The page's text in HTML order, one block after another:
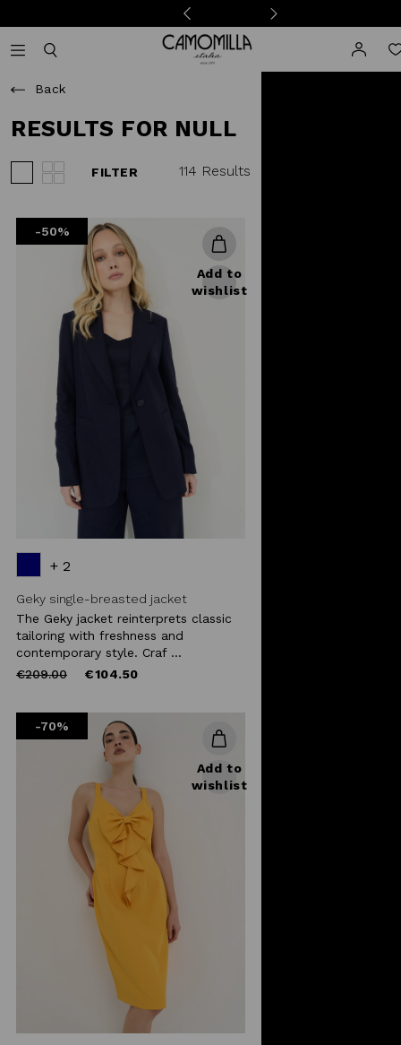
Camomilla Italia®
Back
RESULTS FOR NULL
FILTER 114 Results
-50%
Add to
wishlist
+ 2
Geky single-breasted jacket
The Geky jacket reinterprets classic
tailoring with freshness and
contemporary style. Craf ...
Price
€209.00to €104.50
-70%
Add to
wishlist